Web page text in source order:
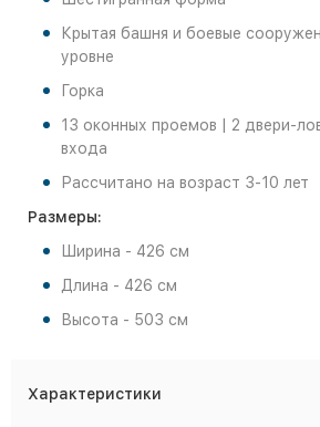
Крытая башня и боевые
уровне
Горка
13 оконных проемов | 2 двери-
входа
Рассчитано на возраст 3-10 лет
Размеры:
Ширина - 426 см
Длина - 426 см
Высота - 503 см
Характеристики